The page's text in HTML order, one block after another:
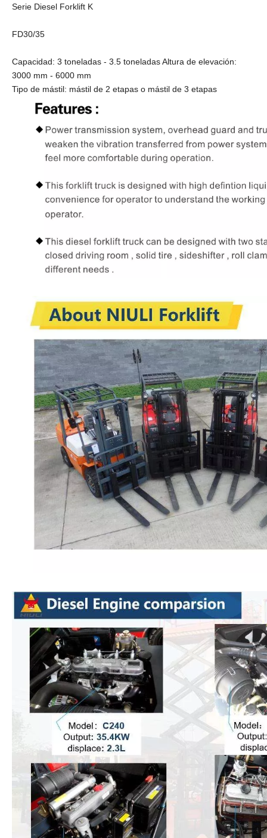
Serie Diesel Forklift K
FD30/35
Capacidad: 3 toneladas - 3.5 toneladas Altura de elevación:
3000 mm - 6000 mm
Tipo de mástil: mástil de 2 etapas o mástil de 3 etapas